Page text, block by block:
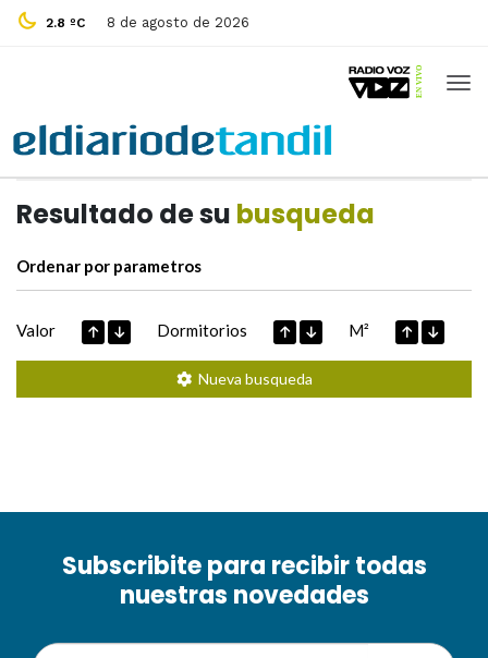
2.8 ºC 8 de agosto de 2026
Resultado de su busqueda
Ordenar por parametros
Valor Dormitorios M²
Nueva busqueda
Subscribite para recibir todas
nuestras novedades